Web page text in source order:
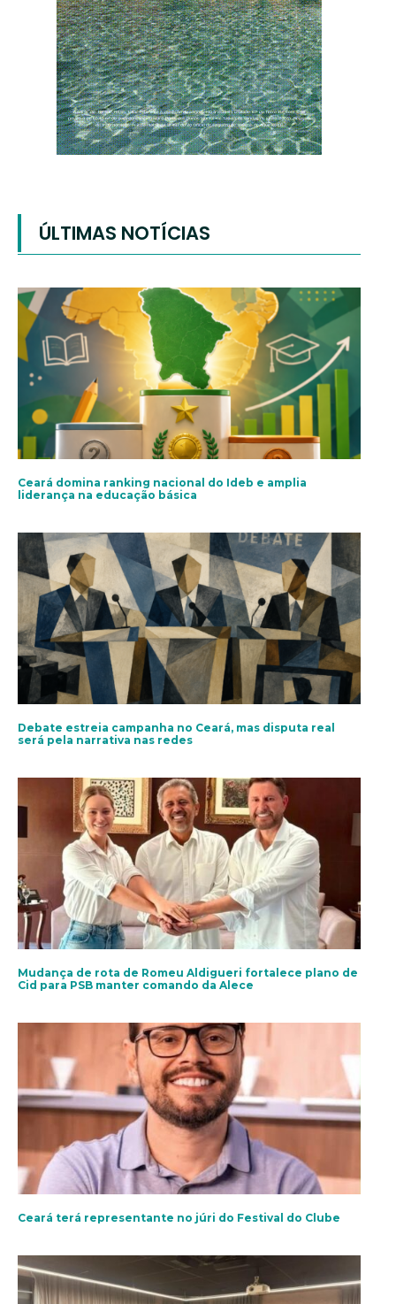
ÚLTIMAS NOTÍCIAS
Ceará domina ranking nacional do Ideb e amplia
liderança na educação básica
Debate estreia campanha no Ceará, mas disputa real
será pela narrativa nas redes
Mudança de rota de Romeu Aldigueri fortalece plano de
Cid para PSB manter comando da Alece
Ceará terá representante no júri do Festival do Clube